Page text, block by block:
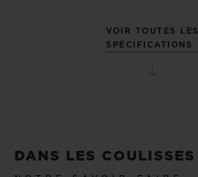
VOIR TOUTES LES
SPÉCIFICATIONS
DANS LES COULISSES